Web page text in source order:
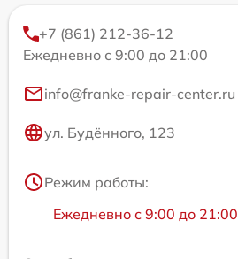
+7 (861) 212-36-12
Ежедневно с 9:00 до 21:00
info@franke-repair-center.ru
ул. Будённого, 123
Режим работы:
Ежедневно с 9:00 до 21:00